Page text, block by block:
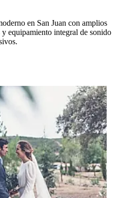
en San Juan con amplios
equipamiento integral de sonido